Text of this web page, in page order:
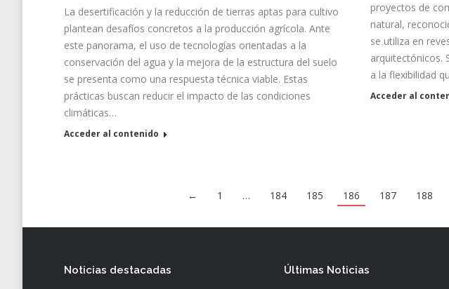
La desertificación y la reducción de tierras aptas para cultivo
plantean desafíos concretos a la producción agrícola. Ante
este panorama, el uso de tecnologías orientadas a la
conservación del agua y la mejora de la estructura del suelo
se presenta como una respuesta técnica viable. Estas
prácticas buscan reducir el impacto de las condiciones
climáticas…
Acceder al contenido
proyectos de
natural,
se utiliza en
arquitectónicos.
a la flexibilidad
Acceder al
← 1 … 184 185 186 187 188
Noticias destacadas Últimas Noticias